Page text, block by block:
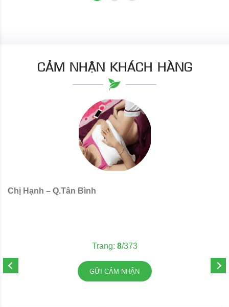
CẢM NHẬN KHÁCH HÀNG
Chị Hạnh – Q.Tân Bình
Trang: 8/373
GỬI CẢM NHẬN